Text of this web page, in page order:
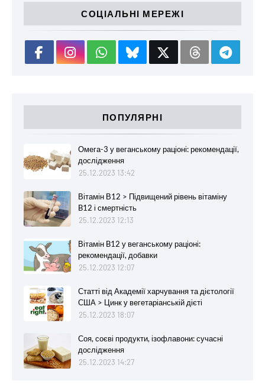
СОЦІАЛЬНІ МЕРЕЖІ
ПОПУЛЯРНІ
Омега-3 у веганському раціоні: рекомендації,
дослідження
25.12.2023 13:42
Вітамін В12 > Підвищений рівень вітаміну
B12 і смертність
25.12.2023 12:13
Вітамін B12 у веганському раціоні:
рекомендації, добавки
25.12.2023 12:07
Статті від Академії харчування та дієтології
США > Цинк у вегетаріанській дієті
25.12.2023 18:07
Соя, соєві продукти, ізофлавони: сучасні
дослідження
25.12.2023 14:27